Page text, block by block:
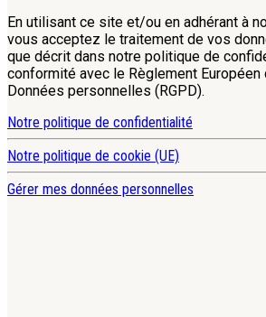
En utilisant ce site et/ou en adhérant à
vous acceptez le traitement de vos
que décrit dans notre politique de
conformité avec le Règlement
Données personnelles (RGPD).
Notre politique de confidentialité
Notre politique de cookie (UE)
Gérer mes données personnelles